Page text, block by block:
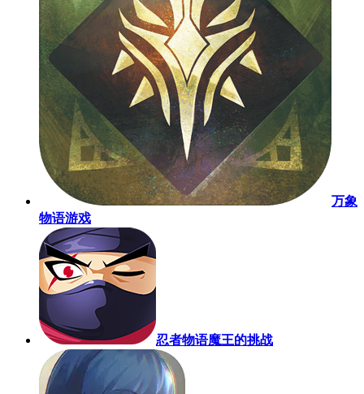
万象
物语游戏
忍者物语魔王的挑战